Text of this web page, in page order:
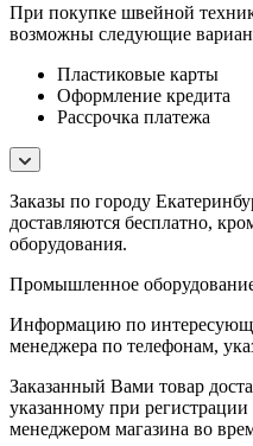
При покупке швейной
возможны следующие
Пластиковые карты
Оформление кредита
Рассрочка платежа
Заказы по городу
доставляются бесплатно,
оборудования.
Промышленное оборудование
Информацию по
менеджера по телефонам,
Заказанный Вами товар
указанному при
менеджером магазина во